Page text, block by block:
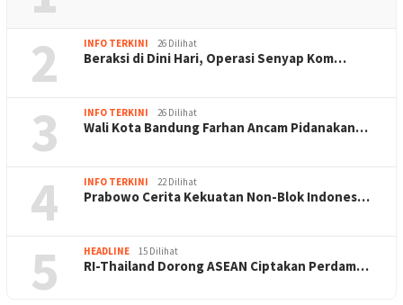
2 INFO TERKINI 26 Dilihat
Beraksi di Dini Hari, Operasi Senyap Kom…
3 INFO TERKINI 26 Dilihat
Wali Kota Bandung Farhan Ancam Pidanakan…
4 INFO TERKINI 22 Dilihat
Prabowo Cerita Kekuatan Non-Blok Indones…
5 HEADLINE 15 Dilihat
RI-Thailand Dorong ASEAN Ciptakan Perdam…